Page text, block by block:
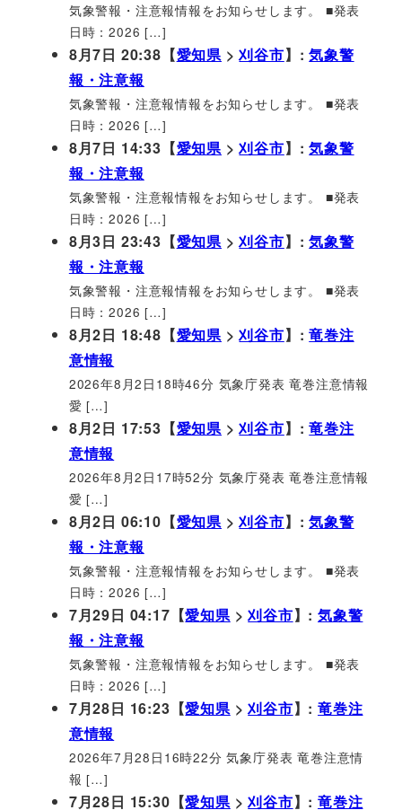
気象警報・注意報情報をお知らせします。 ■発表
日時：2026 […]
8月7日 20:38【愛知県 >刈谷市】:気象警
報・注意報
気象警報・注意報情報をお知らせします。 ■発表
日時：2026 […]
8月7日 14:33【愛知県 >刈谷市】:気象警
報・注意報
気象警報・注意報情報をお知らせします。 ■発表
日時：2026 […]
8月3日 23:43【愛知県 >刈谷市】:気象警
報・注意報
気象警報・注意報情報をお知らせします。 ■発表
日時：2026 […]
8月2日 18:48【愛知県 >刈谷市】:竜巻注
意情報
2026年8月2日18時46分 気象庁発表 竜巻注意情報
愛 […]
8月2日 17:53【愛知県 >刈谷市】:竜巻注
意情報
2026年8月2日17時52分 気象庁発表 竜巻注意情報
愛 […]
8月2日 06:10【愛知県 >刈谷市】:気象警
報・注意報
気象警報・注意報情報をお知らせします。 ■発表
日時：2026 […]
7月29日 04:17【愛知県>刈谷市】:気象警
報・注意報
気象警報・注意報情報をお知らせします。 ■発表
日時：2026 […]
7月28日 16:23【愛知県>刈谷市】:竜巻注
意情報
2026年7月28日16時22分 気象庁発表 竜巻注意情
報 […]
7月28日 15:30【愛知県>刈谷市】:竜巻注